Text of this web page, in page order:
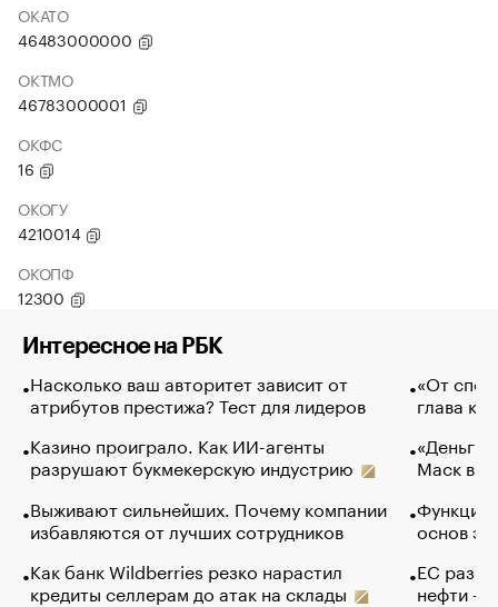
ОКАТО
46483000000
ОКТМО
46783000001
ОКФС
16
ОКОГУ
4210014
ОКОПФ
12300
Интересное на РБК
Насколько ваш авторитет зависит от
атрибутов престижа? Тест для лидеров
Казино проиграло. Как ИИ-агенты
разрушают букмекерскую индустрию
Выживают сильнейших. Почему компании
избавляются от лучших сотрудников
Как банк Wildberries резко нарастил
кредиты селлерам до атак на склады
«От
глава
«Деньги
Маск в
Функции
основ
ЕС
нефти —